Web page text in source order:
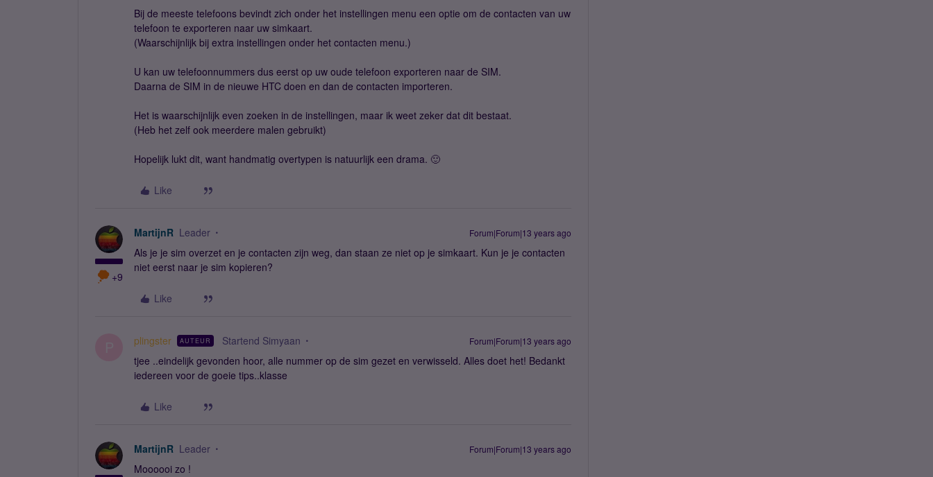
Bij de meeste telefoons bevindt zich onder het instellingen menu een optie om de contacten van uw
telefoon te exporteren naar uw simkaart.
(Waarschijnlijk bij extra instellingen onder het contacten menu.)
U kan uw telefoonnummers dus eerst op uw oude telefoon exporteren naar de SIM.
Daarna de SIM in de nieuwe HTC doen en dan de contacten importeren.
Het is waarschijnlijk even zoeken in de instellingen, maar ik weet zeker dat dit bestaat.
(Heb het zelf ook meerdere malen gebruikt)
Hopelijk lukt dit, want handmatig overtypen is natuurlijk een drama. 🙂
Like
+9
MartijnR Leader Forum|Forum|13 years ago
Als je je sim overzet en je contacten zijn weg, dan staan ze niet op je simkaart. Kun je je contacten
niet eerst naar je sim kopieren?
Like
plingster AUTEUR Startend Simyaan Forum|Forum|13 years ago
tjee ..eindelijk gevonden hoor, alle nummer op de sim gezet en verwisseld. Alles doet het! Bedankt
iedereen voor de goeie tips..klasse
Like
MartijnR Leader Forum|Forum|13 years ago
Moooooi zo !